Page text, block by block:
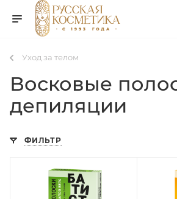
Уход за телом
Восковые
депиляции
ФИЛЬТР